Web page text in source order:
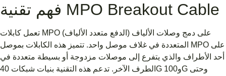
فهم تقنية MPO Breakout Cable
تعمل كابلات MPO (الدفع متعدد الألياف) على دمج وصلات الألياف
المتعددة في غلاف موصل واحد. تتميز هذه الكابلات بموصل MPO على
أحد الأطراف والذي يتفرع إلى موصلات مزدوجة أو بسيطة متعددة في
الطرف الآخر. تدعم هذه التقنية بنيات شبكات 40G و100G وحتى